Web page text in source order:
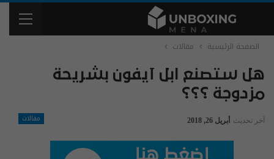
الصفحة الرئيسية مقالات
هل ستصنع ابل آيفون بشريحة
مزدوجة ؟؟؟
مقالات آخر تحديث أبريل 26, 2018